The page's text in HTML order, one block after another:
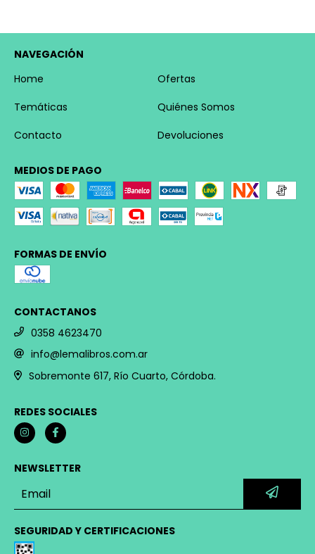
NAVEGACIÓN
Home
Ofertas
Temáticas
Quiénes Somos
Contacto
Devoluciones
MEDIOS DE PAGO
FORMAS DE ENVÍO
CONTACTANOS
0358 4623470
info@lemalibros.com.ar
Sobremonte 617, Río Cuarto, Córdoba.
REDES SOCIALES
NEWSLETTER
SEGURIDAD Y CERTIFICACIONES